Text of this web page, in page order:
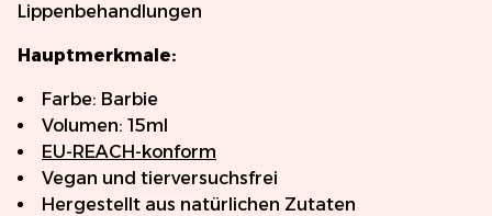
Lippenbehandlungen
Hauptmerkmale:
Farbe: Barbie
Volumen: 15ml
EU-REACH-konform
Vegan und tierversuchsfrei
Hergestellt aus natürlichen Zutaten